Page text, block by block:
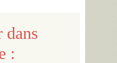
dans
: